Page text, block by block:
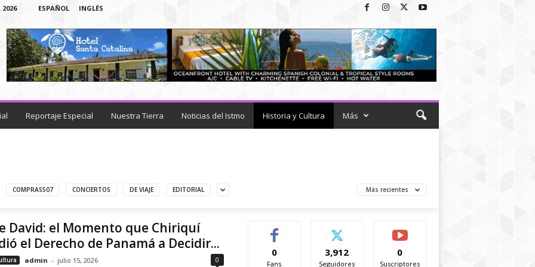
ESPAÑOL INGLÉS
Reportaje Especial Nuestra Tierra Noticias del Istmo Historia y Cultura Más
COMPRAS507 CONCIERTOS DE VIAJE EDITORIAL Más recientes
David: el Momento que Chiriquí
el Derecho de Panamá a Decidir...
admin - julio 15, 2026 0
0
Fans
3,912
Seguidores
0
Suscriptores